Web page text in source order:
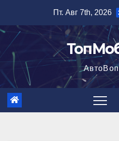
содержимому
Пт. Авг 7th, 2026